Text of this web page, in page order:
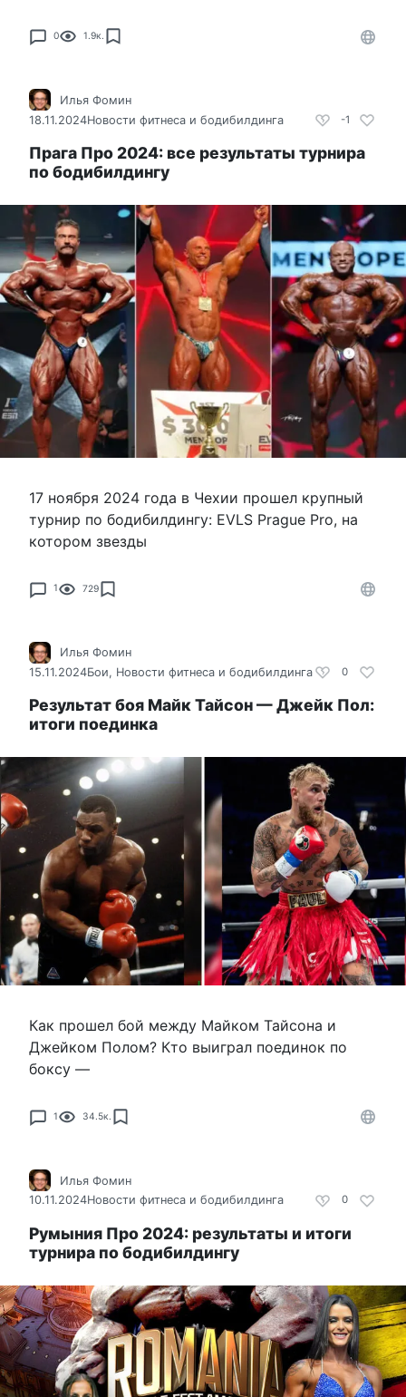
0 1.9к.
-1
Илья Фомин
18.11.2024Новости фитнеса и бодибилдинга
Прага Про 2024: все результаты турнира
по бодибилдингу
17 ноября 2024 года в Чехии прошел крупный
турнир по бодибилдингу: EVLS Prague Pro, на
котором звезды
1 729
0
Илья Фомин
15.11.2024Бои, Новости фитнеса и бодибилдинга
Результат боя Майк Тайсон — Джейк Пол:
итоги поединка
Как прошел бой между Майком Тайсона и
Джейком Полом? Кто выиграл поединок по
боксу —
1 34.5к.
0
Илья Фомин
10.11.2024Новости фитнеса и бодибилдинга
Румыния Про 2024: результаты и итоги
турнира по бодибилдингу